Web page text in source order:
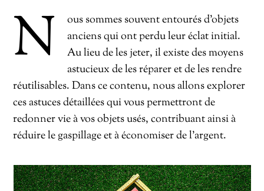
N
ous sommes souvent entourés d’objets
anciens qui ont perdu leur éclat initial.
Au lieu de les jeter, il existe des moyens
astucieux de les réparer et de les rendre
réutilisables. Dans ce contenu, nous allons explorer
ces astuces détaillées qui vous permettront de
redonner vie à vos objets usés, contribuant ainsi à
réduire le gaspillage et à économiser de l’argent.